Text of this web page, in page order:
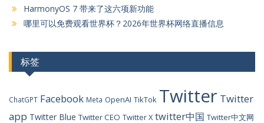
HarmonyOS 7 带来了这六项新功能
哪里可以免费观看世界杯？2026年世界杯网络直播信息
标签
ChatGPT Facebook Meta OpenAI TikTok Twitter Twitter
app Twitter Blue Twitter CEO Twitter X twitter中国 Twitter中文网